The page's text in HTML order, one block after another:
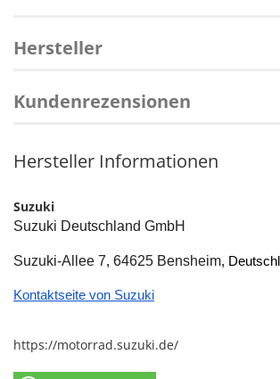
Hersteller
Kundenrezensionen
Hersteller Informationen
Suzuki
Suzuki Deutschland GmbH
Suzuki-Allee 7, 64625 Bensheim,
Kontaktseite von Suzuki
https://motorrad.suzuki.de/